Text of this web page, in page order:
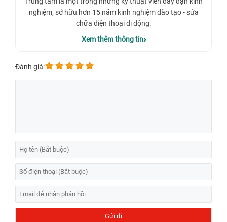
nghiệm, sở hữu hơn 15 năm kinh nghiệm đào tạo - sửa
chữa điện thoại di động.
Xem thêm thông tin
Đánh giá: